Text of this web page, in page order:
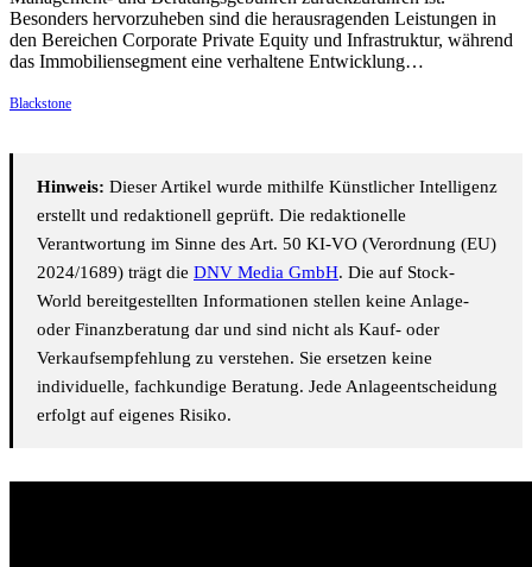
Besonders hervorzuheben sind die herausragenden Leistungen in
den Bereichen Corporate Private Equity und Infrastruktur, während
das Immobiliensegment eine verhaltene Entwicklung…
Blackstone
Hinweis: Dieser Artikel wurde mithilfe Künstlicher Intelligenz
erstellt und redaktionell geprüft. Die redaktionelle
Verantwortung im Sinne des Art. 50 KI-VO (Verordnung (EU)
2024/1689) trägt die DNV Media GmbH. Die auf Stock-
World bereitgestellten Informationen stellen keine Anlage-
oder Finanzberatung dar und sind nicht als Kauf- oder
Verkaufsempfehlung zu verstehen. Sie ersetzen keine
individuelle, fachkundige Beratung. Jede Anlageentscheidung
erfolgt auf eigenes Risiko.